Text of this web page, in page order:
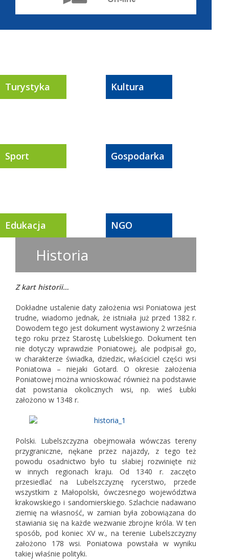
Turystyka Kultura
Sport Gospodarka
Edukacja NGO
Historia
Z kart historii…
Dokładne ustalenie daty założenia wsi Poniatowa jest
trudne, wiadomo jednak, że istniała już przed 1382 r.
Dowodem tego jest dokument wystawiony 2 września
tego roku przez Starostę Lubelskiego. Dokument ten
nie dotyczy wprawdzie Poniatowej, ale podpisał go,
w charakterze świadka, dziedzic, właściciel części wsi
Poniatowa – niejaki Gotard. O okresie założenia
Poniatowej można wnioskować również na podstawie
dat powstania okolicznych wsi, np. wieś Łubki
założono w 1348 r.
Polski. Lubelszczyzna obejmowała wówczas tereny
przygraniczne, nękane przez najazdy, z tego też
powodu osadnictwo było tu słabiej rozwinięte niż
w innych regionach kraju. Od 1340 r. zaczęto
przesiedlać na Lubelszczyznę rycerstwo, przede
wszystkim z Małopolski, ówczesnego województwa
krakowskiego i sandomierskiego. Szlachcie nadawano
ziemię na własność, w zamian była zobowiązana do
stawiania się na każde wezwanie zbrojne króla. W ten
sposób, pod koniec XV w., na terenie Lubelszczyzny
założono 178 wsi. Poniatowa powstała w wyniku
takiej właśnie polityki.